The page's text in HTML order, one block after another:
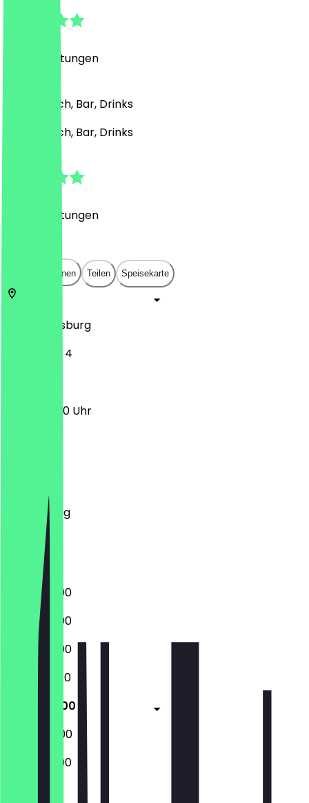
Bewertungen
Mexikanisch, Bar, Drinks
Mexikanisch, Bar, Drinks
Bewertungen
In App öffnen Teilen Speisekarte
Augsburg
Hallstraße 4
17:00 - 01:00 Uhr
Mittwoch
Donnerstag
Freitag
Samstag
Sonntag
17:00 - 23:00
17:00 - 23:00
17:00 - 23:00
17:00 - 23:30
17:00 - 01:00
17:00 - 02:00
17:00 - 23:00